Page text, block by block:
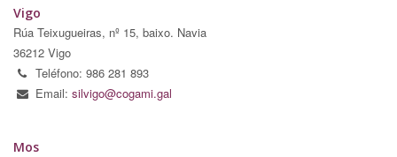
Vigo
Rúa Teixugueiras, nº 15, baixo. Navia
36212 Vigo
Teléfono: 986 281 893
Email: silvigo@cogami.gal
Mos